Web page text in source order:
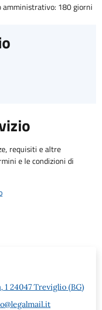
amministrativo: 180 giorni
requisiti e altre
e le condizioni di
1 24047 Treviglio (BG)